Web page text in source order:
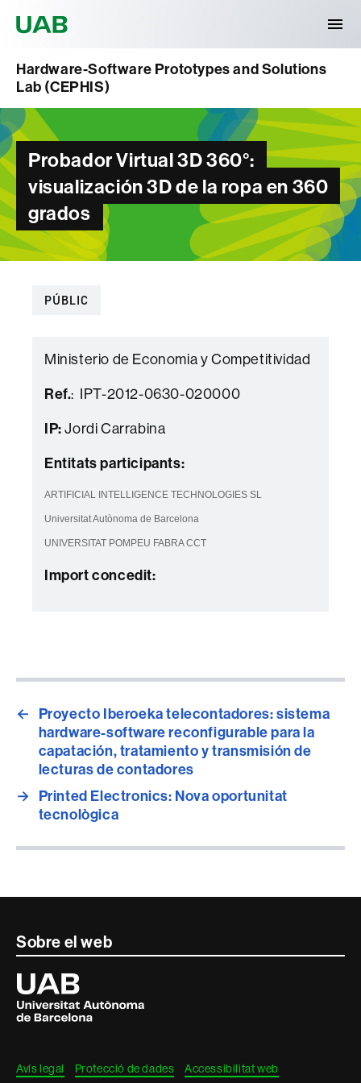
Hardware-Software Prototypes and Solutions
Lab (CEPHIS)
Probador Virtual 3D 360°:
visualización 3D de la ropa en 360
grados
PÚBLIC
Ministerio de Economia y Competitividad
Ref.: IPT-2012-0630-020000
IP:Jordi Carrabina
Entitats participants:
ARTIFICIAL INTELLIGENCE TECHNOLOGIES SL
Universitat Autònoma de Barcelona
UNIVERSITAT POMPEU FABRA CCT
Import concedit:
←
Proyecto Iberoeka telecontadores: sistema
hardware-software reconfigurable para la
capatación, tratamiento y transmisión de
lecturas de contadores
→ Printed Electronics: Nova oportunitat
tecnològica
Contacte
informació
legal
Sobre el web
Universitat
Autònoma
de
Barcelona
Avís legal Protecció de dades Accessibilitat web